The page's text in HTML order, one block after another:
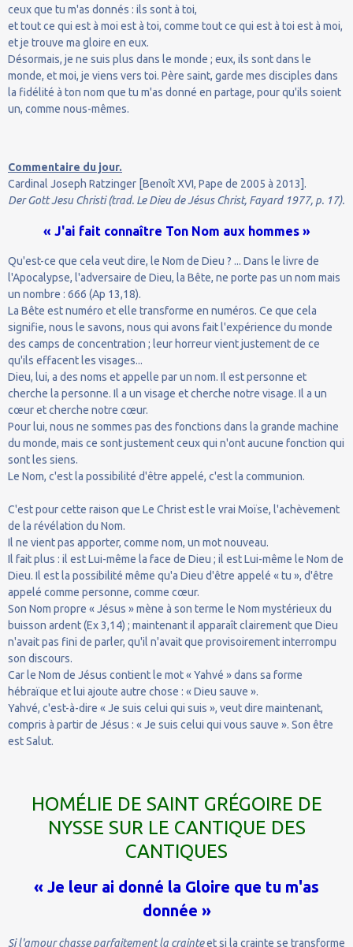
ceux que tu m'as donnés : ils sont à toi,
et tout ce qui est à moi est à toi, comme tout ce qui est à toi est à moi,
et je trouve ma gloire en eux.
Désormais, je ne suis plus dans le monde ; eux, ils sont dans le
monde, et moi, je viens vers toi. Père saint, garde mes disciples dans
la fidélité à ton nom que tu m'as donné en partage, pour qu'ils soient
un, comme nous-mêmes.
Commentaire du jour.
Cardinal Joseph Ratzinger [Benoît XVI, Pape de 2005 à 2013].
Der Gott Jesu Christi (trad. Le Dieu de Jésus Christ, Fayard 1977, p. 17).
« J'ai fait connaître Ton Nom aux hommes »
Qu'est-ce que cela veut dire, le Nom de Dieu ? ... Dans le livre de
l'Apocalypse, l'adversaire de Dieu, la Bête, ne porte pas un nom mais
un nombre : 666 (Ap 13,18).
La Bête est numéro et elle transforme en numéros. Ce que cela
signifie, nous le savons, nous qui avons fait l'expérience du monde
des camps de concentration ; leur horreur vient justement de ce
qu'ils effacent les visages...
Dieu, lui, a des noms et appelle par un nom. Il est personne et
cherche la personne. Il a un visage et cherche notre visage. Il a un
cœur et cherche notre cœur.
Pour lui, nous ne sommes pas des fonctions dans la grande machine
du monde, mais ce sont justement ceux qui n'ont aucune fonction qui
sont les siens.
Le Nom, c'est la possibilité d'être appelé, c'est la communion.
C'est pour cette raison que Le Christ est le vrai Moïse, l'achèvement
de la révélation du Nom.
Il ne vient pas apporter, comme nom, un mot nouveau.
Il fait plus : il est Lui-même la face de Dieu ; il est Lui-même le Nom de
Dieu. Il est la possibilité même qu'a Dieu d'être appelé « tu », d'être
appelé comme personne, comme cœur.
Son Nom propre « Jésus » mène à son terme le Nom mystérieux du
buisson ardent (Ex 3,14) ; maintenant il apparaît clairement que Dieu
n'avait pas fini de parler, qu'il n'avait que provisoirement interrompu
son discours.
Car le Nom de Jésus contient le mot « Yahvé » dans sa forme
hébraïque et lui ajoute autre chose : « Dieu sauve ».
Yahvé, c'est-à-dire « Je suis celui qui suis », veut dire maintenant,
compris à partir de Jésus : « Je suis celui qui vous sauve ». Son être
est Salut.
HOMÉLIE DE SAINT GRÉGOIRE DE
NYSSE SUR LE CANTIQUE DES
CANTIQUES
« Je leur ai donné la Gloire que tu m'as
donnée »
Si l'amour chasse parfaitement la crainteet si la crainte se transforme